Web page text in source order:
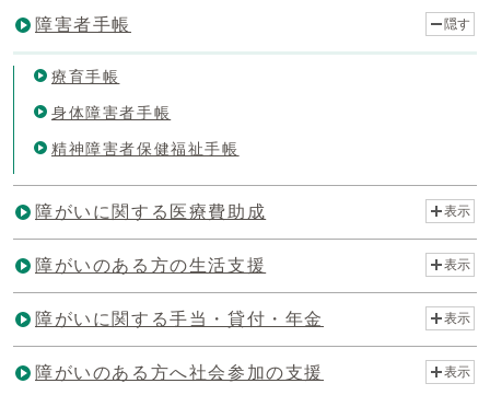
障害者手帳 隠す
療育手帳
身体障害者手帳
精神障害者保健福祉手帳
障がいに関する医療費助成 表示
障がいのある方の生活支援 表示
障がいに関する手当・貸付・年金 表示
障がいのある方へ社会参加の支援 表示